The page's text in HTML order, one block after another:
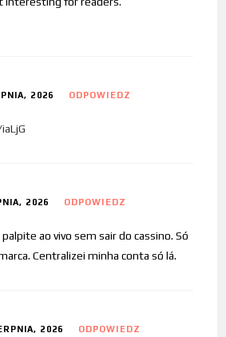
2026 ODPOWIEDZ
2026 ODPOWIEDZ
ao vivo sem sair do cassino. Só
Centralizei minha conta só lá.
2026 ODPOWIEDZ